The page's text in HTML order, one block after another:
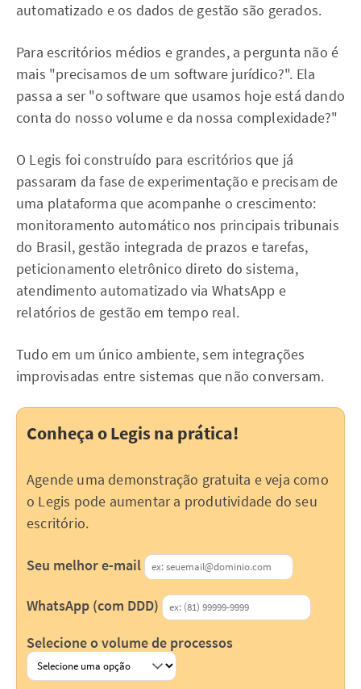
automatizado e os dados de gestão são gerados.
Para escritórios médios e grandes, a pergunta não é
mais "precisamos de um software jurídico?". Ela
passa a ser "o software que usamos hoje está dando
conta do nosso volume e da nossa complexidade?"
O Legis foi construído para escritórios que já
passaram da fase de experimentação e precisam de
uma plataforma que acompanhe o crescimento:
monitoramento automático nos principais tribunais
do Brasil, gestão integrada de prazos e tarefas,
peticionamento eletrônico direto do sistema,
atendimento automatizado via WhatsApp e
relatórios de gestão em tempo real.
Tudo em um único ambiente, sem integrações
improvisadas entre sistemas que não conversam.
Conheça o Legis na prática!
Agende uma demonstração gratuita e veja como
o Legis pode aumentar a produtividade do seu
escritório.
Seu melhor e-mail
WhatsApp (com DDD)
Selecione o volume de processos